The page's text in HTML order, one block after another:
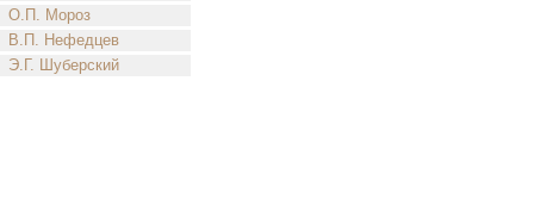
О.П. Мороз
В.П. Нефедцев
Э.Г. Шуберский